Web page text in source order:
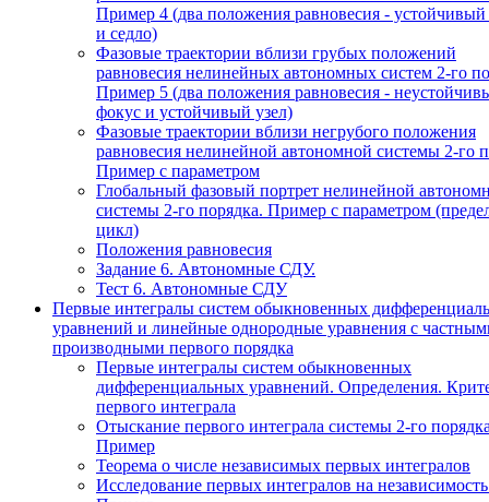
Пример 4 (два положения равновесия -
и седло)
Фазовые траектории вблизи грубых положений
равновесия нелинейных автономных систем 2-го
Пример 5 (два положения равновесия -
фокус и устойчивый узел)
Фазовые траектории вблизи негрубого положения
равновесия нелинейной автономной системы 2-го
Пример с параметром
Глобальный фазовый портрет нелинейной
системы 2-го порядка. Пример с параметром
цикл)
Положения равновесия
Задание 6. Автономные СДУ.
Тест 6. Автономные СДУ
Первые интегралы систем обыкновенных
уравнений и линейные однородные уравнения с
производными первого порядка
Первые интегралы систем обыкновенных
дифференциальных уравнений. Определения.
первого интеграла
Отыскание первого интеграла системы 2-го
Пример
Теорема о числе независимых первых интегралов
Исследование первых интегралов на